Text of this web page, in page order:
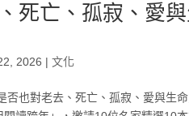
死亡、孤寂、愛
2026 |文化
否也對老去、死亡、孤寂、愛與生